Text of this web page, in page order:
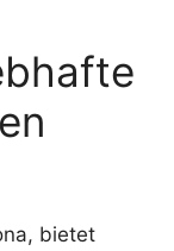
bietet